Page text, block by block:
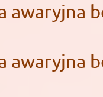
awaryjna
awaryjna